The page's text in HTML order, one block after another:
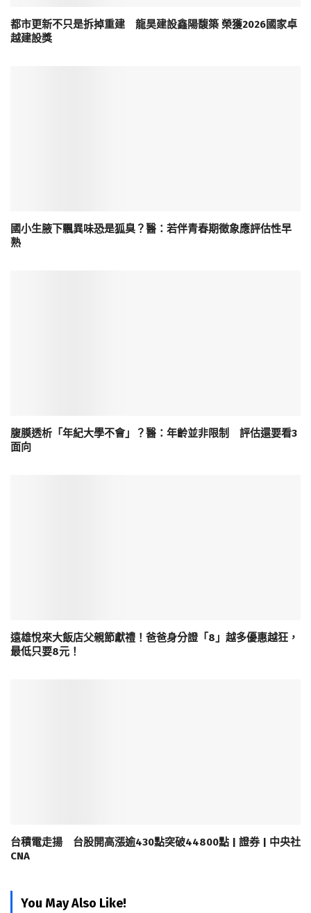
都市更新不只是拆掉重建 龍昊建設鑫陽馥築 榮獲2026國家卓
越建設獎
國小生腋下飄異味恐是狐臭？醫：若伴青春期徵象應評估性早
熟
腹膜透析「年紀大學不會」？醫：年齡並非限制 評估還要看3
面向
遠雄悅來大飯店父親節獻禮！爸爸身分證「8」越多優惠越狂，
最低只要8元！
台積電走揚 台股開高漲逾430點突破44800點 | 證券 | 中央社
CNA
You May Also Like!